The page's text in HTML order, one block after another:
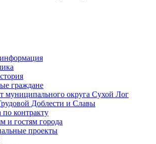
граждане
муниципального округа Сухой Лог
Доблести и Славы
контракту
и гостям города
проекты